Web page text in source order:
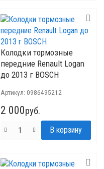
Колодки тормозные
передние Renault Logan
до 2013 г BOSCH
Артикул: 0986495212
2 000руб.